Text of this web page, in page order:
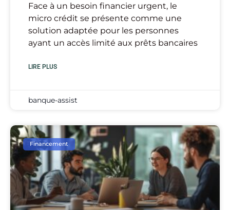
Face à un besoin financier urgent, le
micro crédit se présente comme une
solution adaptée pour les personnes
ayant un accès limité aux prêts bancaires
LIRE PLUS
banque-assist
Financement